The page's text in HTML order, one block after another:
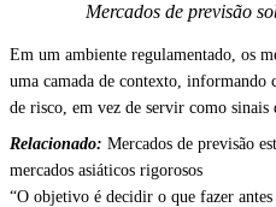
Mercados de previsão
Em um ambiente regulamentado, os
uma camada de contexto, informando
de risco, em vez de servir como
Relacionado: Mercados de previsão
mercados asiáticos rigorosos
“O objetivo é decidir o que fazer antes